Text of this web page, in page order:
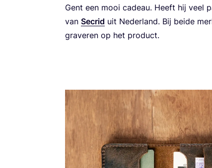
Gent een mooi cadeau. Heeft hij veel
van Secrid uit Neder­land. Bij bei­de
gra­ve­ren op het product.